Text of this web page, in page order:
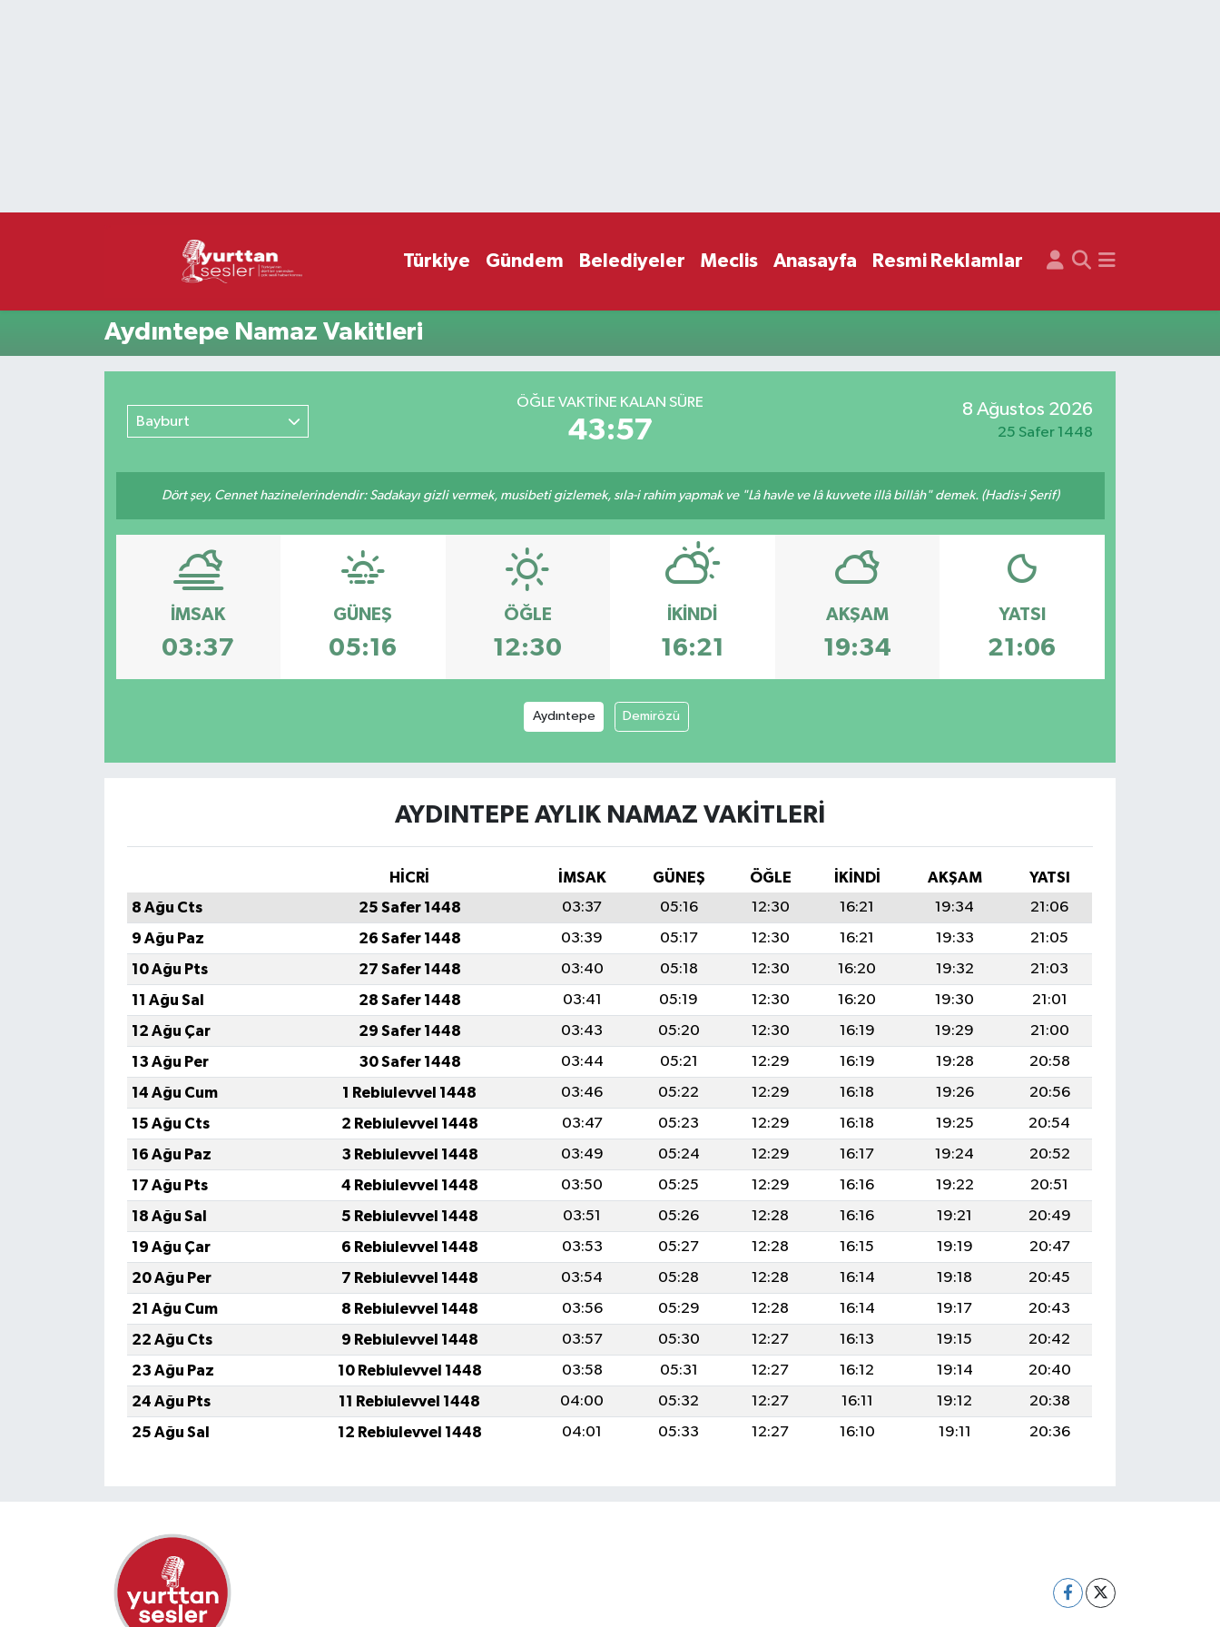
Türkiye Gündem Belediyeler Meclis Anasayfa Resmi Reklamlar
Aydıntepe Namaz Vakitleri
Bayburt
ÖĞLE VAKTİNE KALAN SÜRE
43:57
8 Ağustos 2026
25 Safer 1448
Dört şey, Cennet hazinelerindendir: Sadakayı gizli vermek, musibeti gizlemek, sıla-i rahim yapmak ve "Lâ havle ve lâ kuvvete illâ billâh" demek. (Hadis-i Şerif)
İMSAK
03:37
GÜNEŞ
05:16
ÖĞLE
12:30
İKINDI
16:21
AKŞAM
19:34
YATSI
21:06
Aydıntepe Demirözü
AYDINTEPE AYLIK NAMAZ VAKITLERI
HİCRİ İMSAK GÜNEŞ ÖĞLE İKINDI AKŞAM
YATSI
8 Ağu Cts
25 Safer 1448 03:37 05:16 12:30 16:21 19:34
21:06
9 Ağu Paz
26 Safer 1448 03:39 05:17 12:30 16:21 19:33
21:05
10 Ağu Pts
27 Safer 1448 03:40 05:18 12:30 16:20 19:32
21:03
11 Ağu Sal
28 Safer 1448 03:41 05:19 12:30 16:20 19:30
21:01
12 Ağu Çar
29 Safer 1448 03:43 05:20 12:30 16:19 19:29
21:00
13 Ağu Per
30 Safer 1448 03:44 05:21 12:29 16:19 19:28
20:58
14 Ağu Cum
1 Rebiulevvel 1448 03:46 05:22 12:29 16:18 19:26
20:56
15 Ağu Cts
2 Rebiulevvel 1448 03:47 05:23 12:29 16:18 19:25
20:54
16 Ağu Paz
3 Rebiulevvel 1448 03:49 05:24 12:29 16:17 19:24
20:52
17 Ağu Pts
4 Rebiulevvel 1448 03:50 05:25 12:29 16:16 19:22
20:51
18 Ağu Sal
5 Rebiulevvel 1448 03:51 05:26 12:28 16:16 19:21
20:49
19 Ağu Çar
6 Rebiulevvel 1448 03:53 05:27 12:28 16:15 19:19
20:47
20 Ağu Per
7 Rebiulevvel 1448 03:54 05:28 12:28 16:14 19:18
20:45
21 Ağu Cum
8 Rebiulevvel 1448 03:56 05:29 12:28 16:14 19:17
20:43
22 Ağu Cts
9 Rebiulevvel 1448 03:57 05:30 12:27 16:13 19:15
20:42
23 Ağu Paz
10 Rebiulevvel 1448 03:58 05:31 12:27 16:12 19:14
20:40
24 Ağu Pts
11 Rebiulevvel 1448 04:00 05:32 12:27 16:11 19:12
20:38
25 Ağu Sal
12 Rebiulevvel 1448 04:01 05:33 12:27 16:10 19:11 20:36
Süper Lig Puan Durumu ve Fikstür
Son Dakika Haberleri